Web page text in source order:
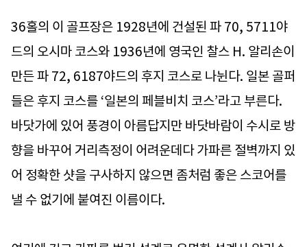
36홀의 이 골프장은 1928년에 건설된 파 70, 5711야
드의 오시마 코스와 1936년에 영국인 찰스 H. 알리손이
만든 파 72, 6187야드의 후지 코스로 나뉜다. 일본 골퍼
들은 후지 코스를 ‘일본의 페블비치 코스’라고 부른다.
바닷가에 있어 풍경이 아름답지만 바닷바람이 수시로 방
향을 바꾸어 거리측정이 어려운데다 가파른 절벽까지 있
어 정확한 샷을 구사하지 않으면 좀처럼 좋은 스코어를
낼 수 없기에 붙여진 이름이다.